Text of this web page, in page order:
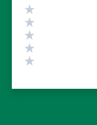
Valutazione